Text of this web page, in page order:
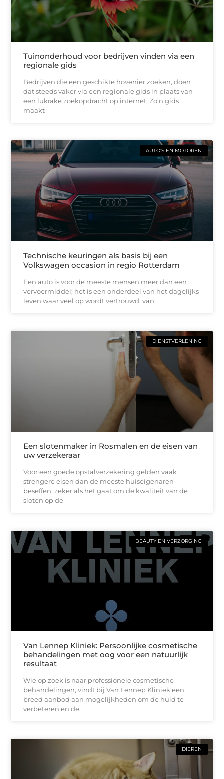
Tuinonderhoud voor bedrijven vinden via een
regionale gids
Bedrijven die een geschikte hovenier zoeken, doen
dat steeds vaker via een regionale gids in plaats van
een lukrake zoekopdracht op internet. Zo’n gids
maakt
AUTO'S EN MOTOREN
Technische keuringen als basis bij een
Volkswagen occasion in regio Rotterdam
Een auto is voor de meeste mensen meer dan een
vervoermiddel; het is een onderdeel van het dagelijks
leven waar veel op wordt vertrouwd, van
DIENSTVERLENING
Een slotenmaker in Rosmalen en de eisen van
uw verzekeraar
Voor een goede opstalverzekering gelden vaak
strengere eisen dan de meeste huiseigenaren
beseffen, zeker als het gaat om de kwaliteit van de
sloten op de
BEAUTY EN VERZORGING
Van Lennep Kliniek: Persoonlijke cosmetische
behandelingen met oog voor een natuurlijk
resultaat
Wie op zoek is naar professionele cosmetische
behandelingen, vindt bij Van Lennep Kliniek een
breed aanbod aan mogelijkheden om de huid te
verbeteren en de
DIEREN